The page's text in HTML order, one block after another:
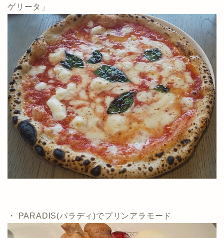
ゲリータ」
・ PARADIS(パラディ)でプリンアラモード